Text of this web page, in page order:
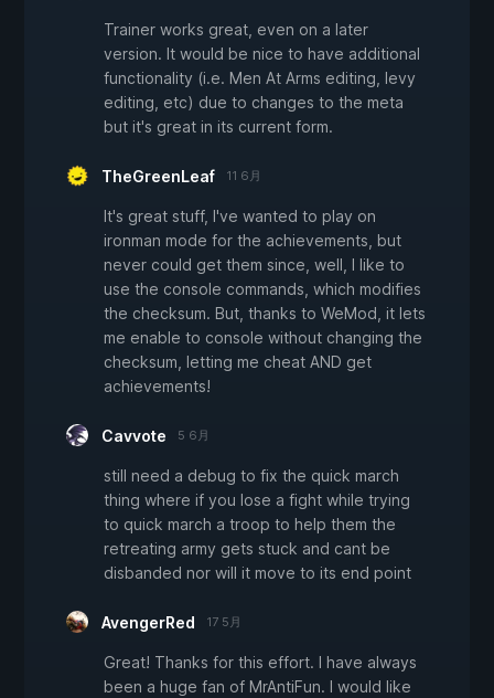
Trainer works great, even on a later
version. It would be nice to have additional
functionality (i.e. Men At Arms editing, levy
editing, etc) due to changes to the meta
but it's great in its current form.
TheGreenLeaf 11 6月
It's great stuff, I've wanted to play on
ironman mode for the achievements, but
never could get them since, well, I like to
use the console commands, which modifies
the checksum. But, thanks to WeMod, it lets
me enable to console without changing the
checksum, letting me cheat AND get
achievements!
Cavvote 5 6月
still need a debug to fix the quick march
thing where if you lose a fight while trying
to quick march a troop to help them the
retreating army gets stuck and cant be
disbanded nor will it move to its end point
AvengerRed 17 5月
Great! Thanks for this effort. I have always
been a huge fan of MrAntiFun. I would like